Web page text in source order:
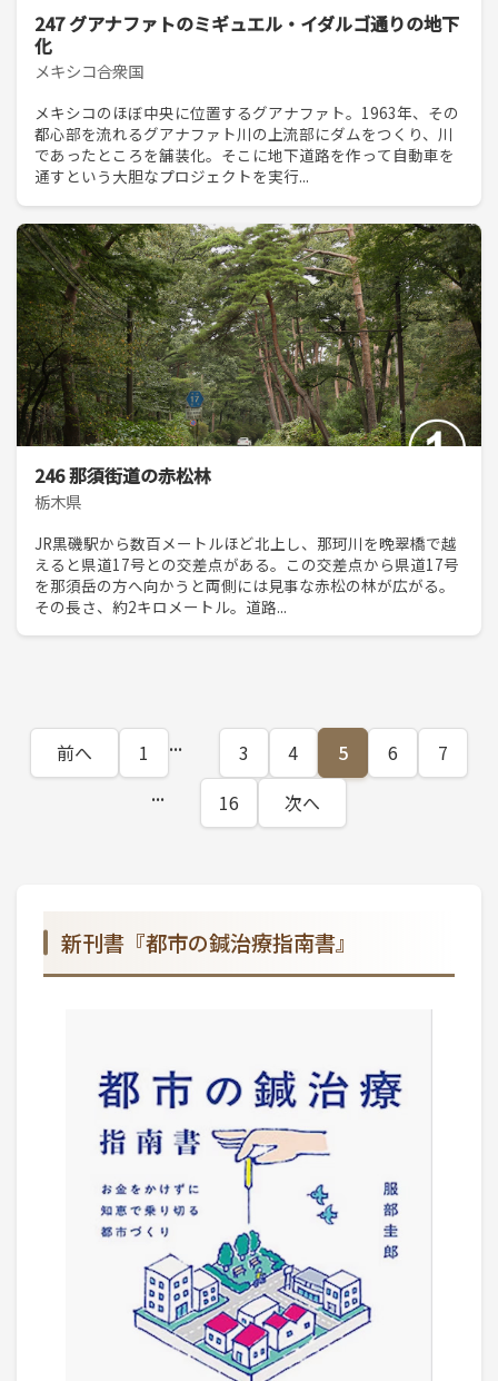
247 グアナファトのミギュエル・イダルゴ通りの地下
化
メキシコ合衆国
メキシコのほぼ中央に位置するグアナファト。1963年、その
都心部を流れるグアナファト川の上流部にダムをつくり、川
であったところを舗装化。そこに地下道路を作って自動車を
通すという大胆なプロジェクトを実行...
246 那須街道の赤松林
栃木県
JR黒磯駅から数百メートルほど北上し、那珂川を晩翠橋で越
えると県道17号との交差点がある。この交差点から県道17号
を那須岳の方へ向かうと両側には見事な赤松の林が広がる。
その長さ、約2キロメートル。道路...
前へ 1 ... 3 4 5 6 7
... 16 次へ
新刊書『都市の鍼治療指南書』